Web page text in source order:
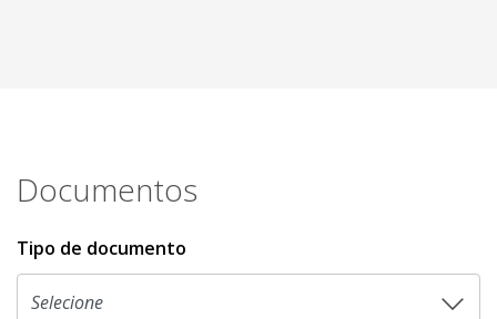
Documentos
Tipo de documento